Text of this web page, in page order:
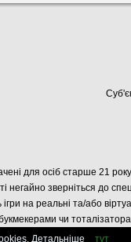
для осіб старше 21
негайно зверніться до
на реальні та/або
чи
Детальніше
тут